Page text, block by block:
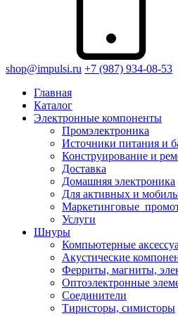
shop@impulsi.ru +7 (987) 934-08-53
Главная
Каталог
Электронные компоненты
Промэлектроника
Источники питания и
Конструирование и
Доставка
Домашняя электроника
Для активных и
Услуги
Шнуры
Компьютерные
Акустические
Ферриты, магниты,
Оптоэлектронные
Соединители
Тиристоры, симисторы